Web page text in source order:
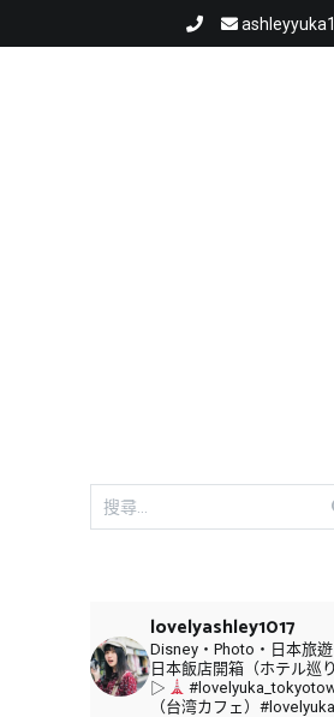
搜
尋
lovelyashley1017
Disney・Photo・日本旅遊
日本飯店開箱（ホテル巡
▷
（台湾カフェ）